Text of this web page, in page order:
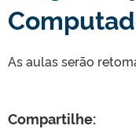
As aulas serão
Compartilhe: